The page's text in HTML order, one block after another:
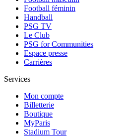
Football féminin
Handball
PSG TV
Le Club
PSG for Communities
Espace presse
Carrières
Services
Mon compte
Billetterie
Boutique
MyParis
Stadium Tour